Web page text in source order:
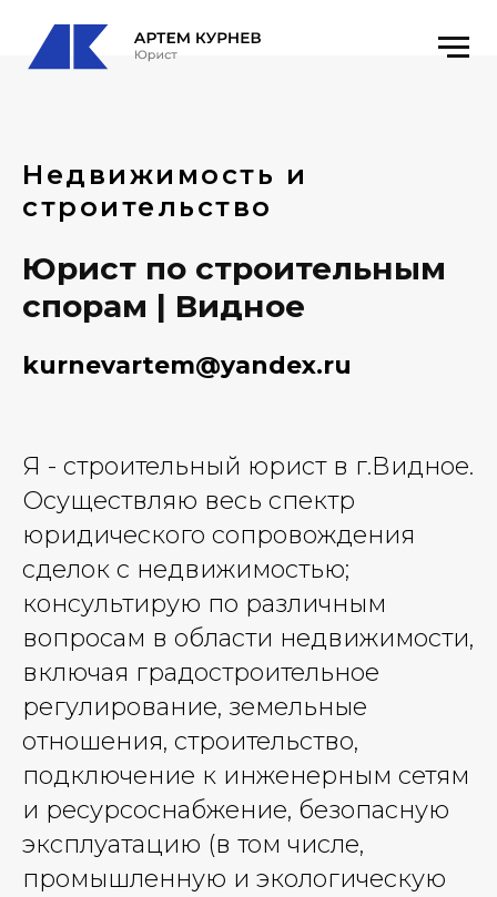
Недвижимость и
строительство
Юрист по строительным
спорам | Видное
kurnevartem@yandex.ru
Я - строительный юрист в г.Видное.
Осуществляю весь спектр
юридического сопровождения
сделок с недвижимостью;
консультирую по различным
вопросам в области недвижимости,
включая градостроительное
регулирование, земельные
отношения, строительство,
подключение к инженерным сетям
и ресурсоснабжение, безопасную
эксплуатацию (в том числе,
промышленную и экологическую